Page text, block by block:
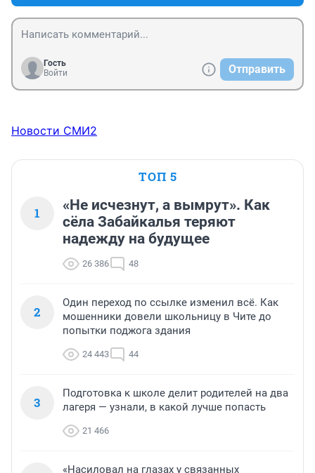
Гость
Войти
Отправить
Новости СМИ2
ТОП 5
1
«Не исчезнут, а вымрут». Как
сёла Забайкалья теряют
надежду на будущее
26 386 48
2
Один переход по ссылке изменил всё. Как
мошенники довели школьницу в Чите до
попытки поджога здания
24 443 44
3
Подготовка к школе делит родителей на два
лагеря — узнали, в какой лучше попасть
21 466
«Насиловал на глазах у связанных